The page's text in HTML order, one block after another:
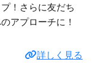
！さらに友だち
アプローチに！
詳しく見る